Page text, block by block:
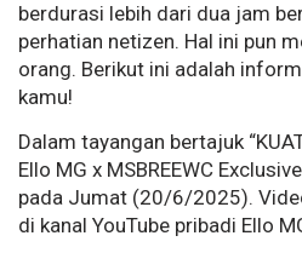
berdurasi lebih dari dua jam
perhatian netizen. Hal ini pun
orang. Berikut ini adalah
kamu!
Dalam tayangan bertajuk
Ello MG x MSBREEWC
pada Jumat (20/6/2025).
di kanal YouTube pribadi Ello